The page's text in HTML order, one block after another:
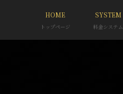
HOME
トップページ
SYSTEM
料金システム